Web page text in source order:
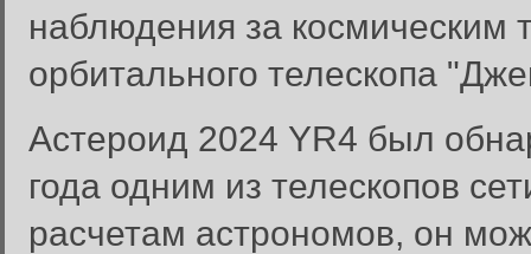
наблюдения за
орбитального телескопа
Астероид 2024 YR4 был
года одним из телескопов
расчетам астрономов, он